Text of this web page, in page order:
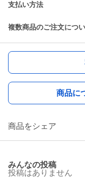
支払い方法
複数商品のご注文につ
商品に
商品をシェア
みんなの投稿
投稿はありません